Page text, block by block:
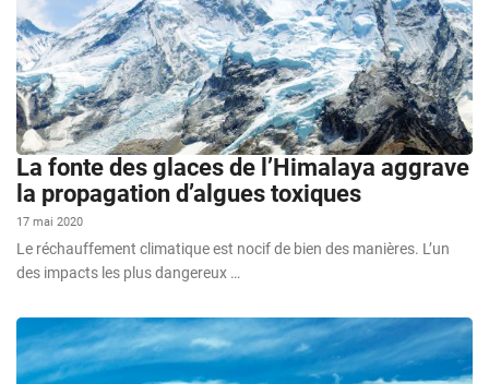
La fonte des glaces de l’Himalaya aggrave
la propagation d’algues toxiques
17 mai 2020
Le réchauffement climatique est nocif de bien des manières. L’un
des impacts les plus dangereux …